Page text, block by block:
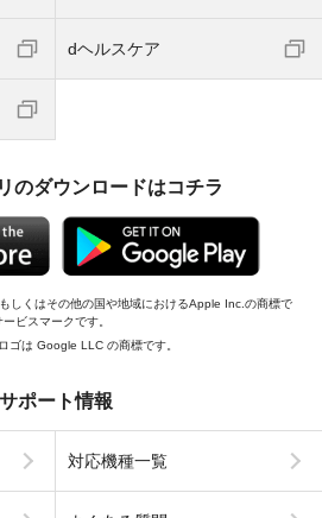
dヘルスケア
のダウンロードはコチラ
しくはその他の国や地域におけるApple Inc.の商標で
ビスマークです。
は Google LLC の商標です。
サポート情報
対応機種一覧